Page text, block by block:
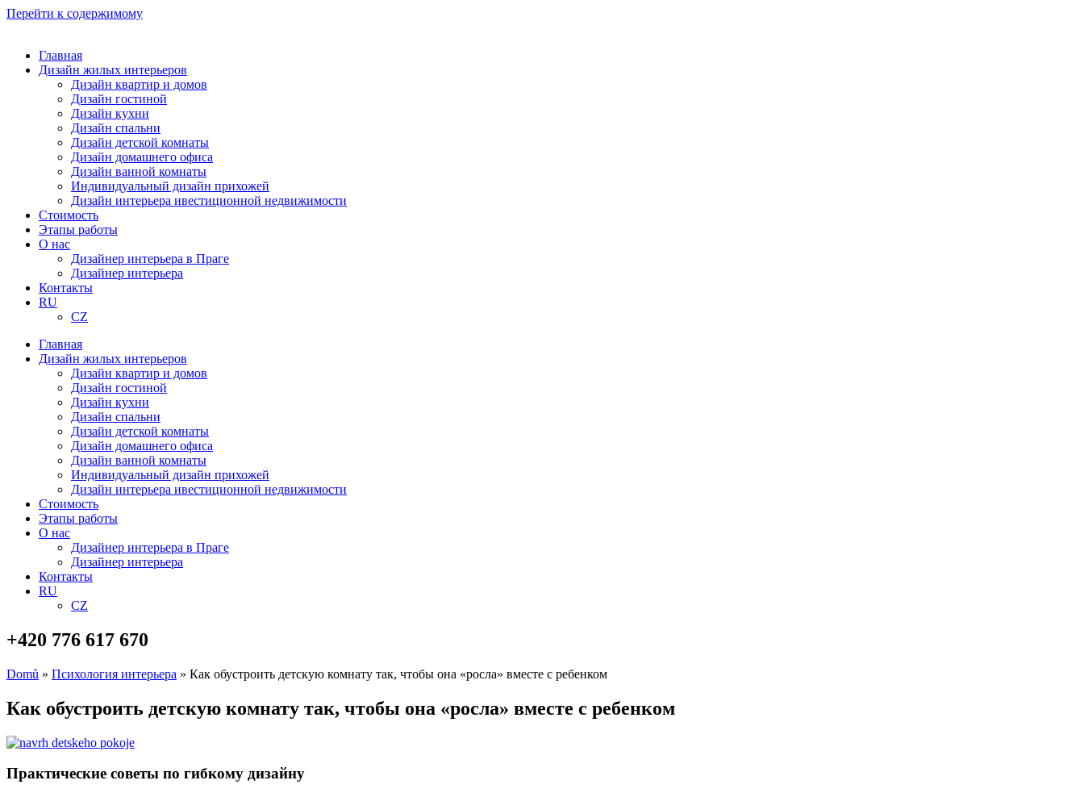
Перейти к содержимому
Главная
Дизайн жилых интерьеров
Дизайн квартир и домов
Дизайн гостиной
Дизайн кухни
Дизайн спальни
Дизайн детской комнаты
Дизайн домашнего офиса
Дизайн ванной комнаты
Индивидуальный дизайн прихожей
Дизайн интерьера ивестиционной недвижимости
Стоимость
Этапы работы
О нас
Дизайнер интерьера в Праге
Дизайнер интерьера
Контакты
RU
CZ
Главная
Дизайн жилых интерьеров
Дизайн квартир и домов
Дизайн гостиной
Дизайн кухни
Дизайн спальни
Дизайн детской комнаты
Дизайн домашнего офиса
Дизайн ванной комнаты
Индивидуальный дизайн прихожей
Дизайн интерьера ивестиционной недвижимости
Стоимость
Этапы работы
О нас
Дизайнер интерьера в Праге
Дизайнер интерьера
Контакты
RU
CZ
+420 776 617 670
Domů » Психология интерьера » Как обустроить детскую комнату так, чтобы она «росла» вместе с ребенком
Как обустроить детскую комнату так, чтобы она «росла» вместе с ребенком
Практические советы по гибкому дизайну